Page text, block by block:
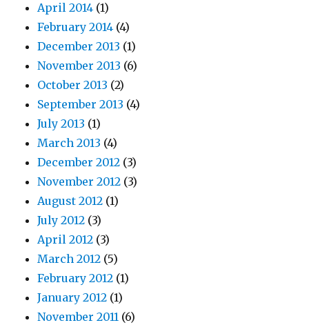
April 2014 (1)
February 2014 (4)
December 2013 (1)
November 2013 (6)
October 2013 (2)
September 2013 (4)
July 2013 (1)
March 2013 (4)
December 2012 (3)
November 2012 (3)
August 2012 (1)
July 2012 (3)
April 2012 (3)
March 2012 (5)
February 2012 (1)
January 2012 (1)
November 2011 (6)